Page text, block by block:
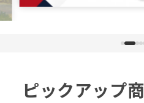
ピックアップ